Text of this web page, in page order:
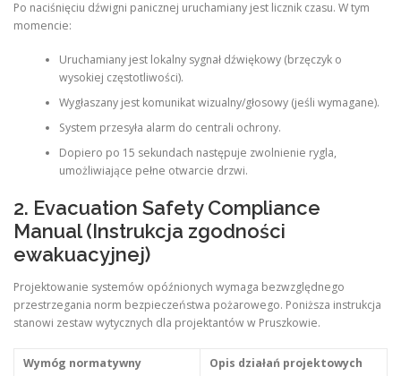
Po naciśnięciu dźwigni panicznej uruchamiany jest licznik czasu. W tym
momencie:
Uruchamiany jest lokalny sygnał dźwiękowy (brzęczyk o
wysokiej częstotliwości).
Wygłaszany jest komunikat wizualny/głosowy (jeśli wymagane).
System przesyła alarm do centrali ochrony.
Dopiero po 15 sekundach następuje zwolnienie rygla,
umożliwiające pełne otwarcie drzwi.
2. Evacuation Safety Compliance
Manual (Instrukcja zgodności
ewakuacyjnej)
Projektowanie systemów opóźnionych wymaga bezwzględnego
przestrzegania norm bezpieczeństwa pożarowego. Poniższa instrukcja
stanowi zestaw wytycznych dla projektantów w Pruszkowie.
Wymóg normatywny Opis działań projektowych